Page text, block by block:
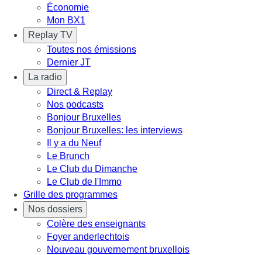
Économie
Mon BX1
Replay TV
Toutes nos émissions
Dernier JT
La radio
Direct & Replay
Nos podcasts
Bonjour Bruxelles
Bonjour Bruxelles: les interviews
Il y a du Neuf
Le Brunch
Le Club du Dimanche
Le Club de l'Immo
Grille des programmes
Nos dossiers
Colère des enseignants
Foyer anderlechtois
Nouveau gouvernement bruxellois